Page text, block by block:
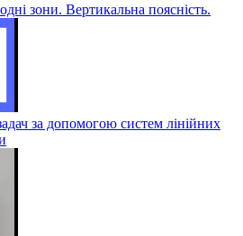
зони. Вертикальна поясність.
за допомогою систем лінійних